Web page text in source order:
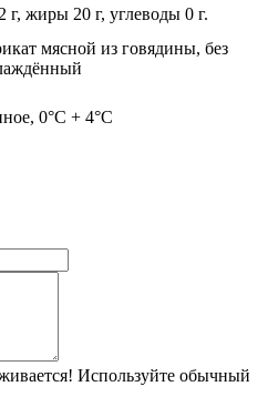
г, жиры 20 г, углеводы 0 г.
мясной из говядины, без
0°С + 4°С
Используйте обычный